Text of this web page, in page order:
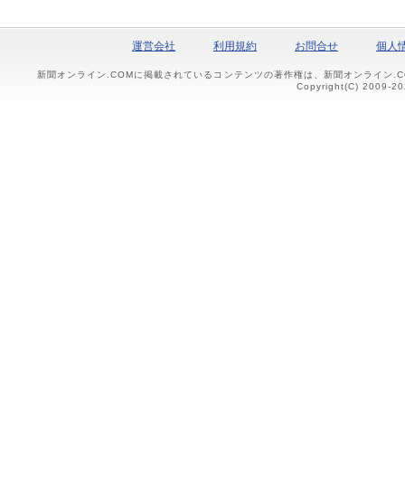
運営会社 利用規約 お問合せ 個人
新聞オンライン.COMに掲載されているコンテンツの著作権は、新聞オンライン
Copyright(C) 2009-